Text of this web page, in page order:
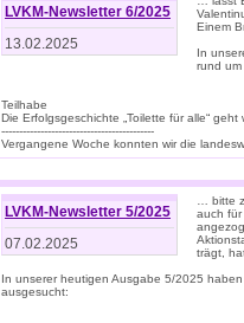
LVKM-Newsletter 6/2025
13.02.2025
Einem
In
rund
Teilhabe
Die Erfolgsgeschichte „Toilette für alle“
-------------------------------------------
Vergangene Woche konnten wir die
LVKM-Newsletter 5/2025
07.02.2025
… bitte
auch für
trägt,
In unserer heutigen Ausgabe 5/2025
ausgesucht: